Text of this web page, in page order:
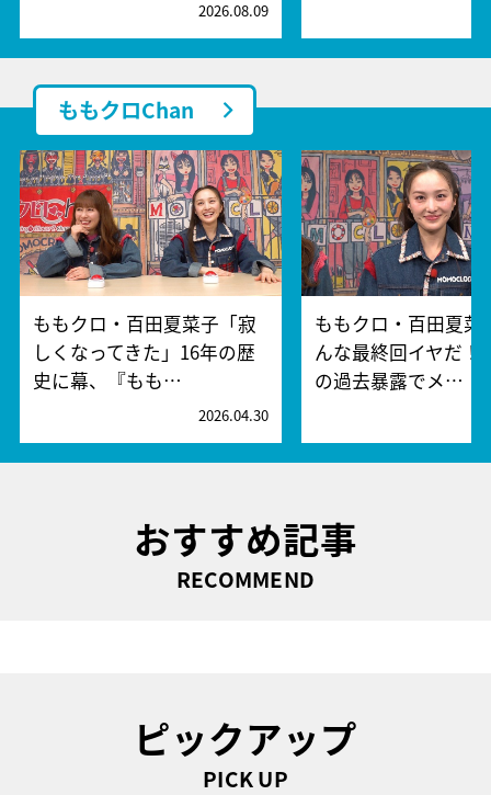
2026.08.09
ももクロChan
ももクロ・百田夏菜子「寂
しくなってきた」16年の歴
史に幕、『もも…
2026.04.30
ももクロ・百田夏菜
んな最終回イヤだ！
の過去暴露でメ…
おすすめ記事
RECOMMEND
ピックアップ
PICK UP